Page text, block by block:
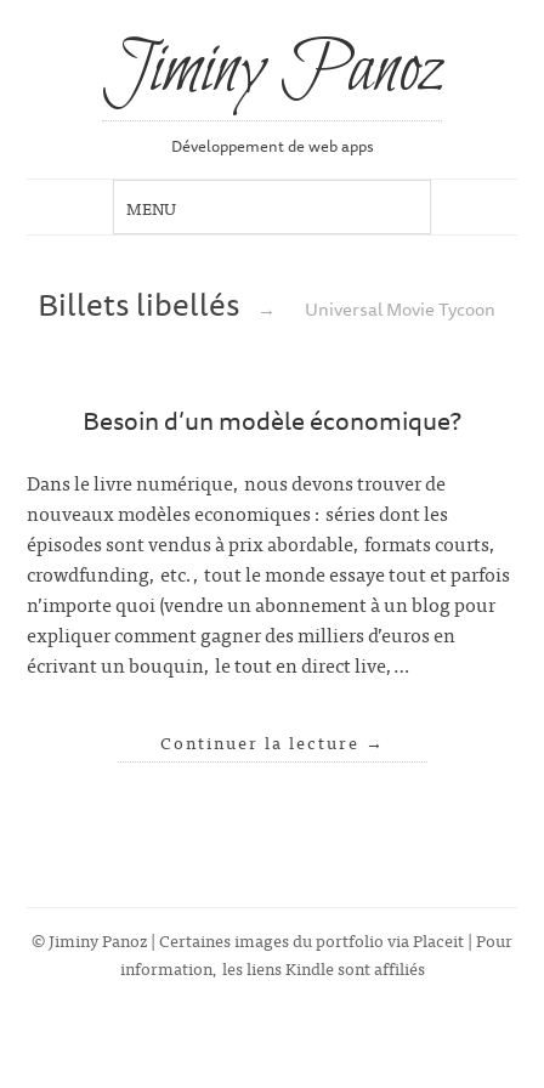
Jiminy Panoz
Développement de web apps
Billets libellés → Universal Movie Tycoon
Besoin d’un modèle économique?
Dans le livre numérique, nous devons trouver de
nouveaux modèles economiques : séries dont les
épisodes sont vendus à prix abordable, formats courts,
crowdfunding, etc., tout le monde essaye tout et parfois
n’importe quoi (vendre un abonnement à un blog pour
expliquer comment gagner des milliers d’euros en
écrivant un bouquin, le tout en direct live,…
Continuer la lecture →
© Jiminy Panoz | Certaines images du portfolio viaPlaceit| Pour
information, les liens Kindle sont affiliés